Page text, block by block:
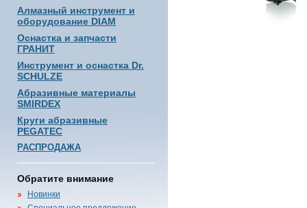
Алмазный инструмент и
оборудование DIAM
Оснастка и запчасти
ГРАНИТ
Инструмент и оснастка Dr.
SCHULZE
Абразивные материалы
SMIRDEX
Круги абразивные
PEGATEC
РАСПРОДАЖА
Обратите внимание
Новинки